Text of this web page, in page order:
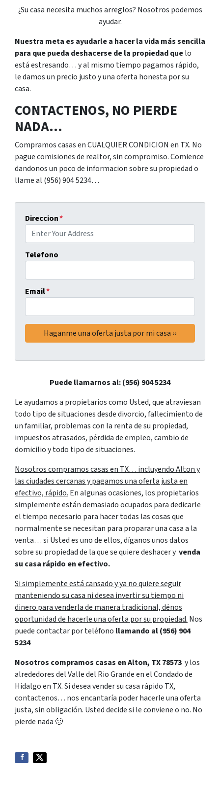
¿Su casa necesita muchos arreglos? Nosotros podemos
ayudar.
Nuestra meta es ayudarle a hacer la vida más sencilla
para que pueda deshacerse de la propiedad quelo
está estresando… y al mismo tiempo pagamos rápido,
le damos un precio justo y una oferta honesta por su
casa.
CONTACTENOS, NO PIERDE
NADA…
Compramos casas en CUALQUIER CONDICION en TX. No
pague comisiones de realtor, sin compromiso. Comience
dandonos un poco de informacion sobre su propiedad o
llame al (956) 904 5234…
Direccion*
Telefono
Email*
Puede llamarnos al: (956) 904 5234
Le ayudamos a propietarios como Usted, que atraviesan
todo tipo de situaciones desde divorcio, fallecimiento de
un familiar, problemas con la renta de su propiedad,
impuestos atrasados, pérdida de empleo, cambio de
domicilio y todo tipo de situaciones.
Nosotros compramos casas en TX… incluyendo Alton y
las ciudades cercanas y pagamos una oferta justa en
efectivo, rápido. En algunas ocasiones, los propietarios
simplemente están demasiado ocupados para dedicarle
el tiempo necesario para hacer todas las cosas que
normalmente se necesitan para proparar una casa a la
venta… si Usted es uno de ellos, díganos unos datos
sobre su propiedad de la que se quiere deshacer y venda
su casa rápido en efectivo.
Si simplemente está cansado y ya no quiere seguir
manteniendo su casa ni desea invertir su tiempo ni
dinero para venderla de manera tradicional, dénos
oportunidad de hacerle una oferta por su propiedad. Nos
puede contactar por teléfono llamando al(956) 904
5234
Nosotros compramos casas en Alton, TX 78573 y los
alrededores del Valle del Rio Grande en el Condado de
Hidalgo en TX. Si desea vender su casa rápido TX,
contactenos… nos encantaría poder hacerle una oferta
justa, sin obligación. Usted decide si le conviene o no. No
pierde nada 🙂